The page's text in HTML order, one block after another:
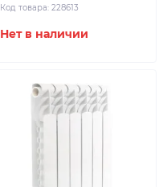
Код товара: 228613
Нет в наличии